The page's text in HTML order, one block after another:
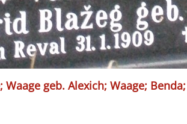
geb. Alexich; Waage;